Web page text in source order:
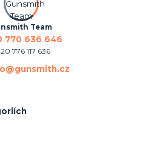
Team
770 636 646
776 117 636